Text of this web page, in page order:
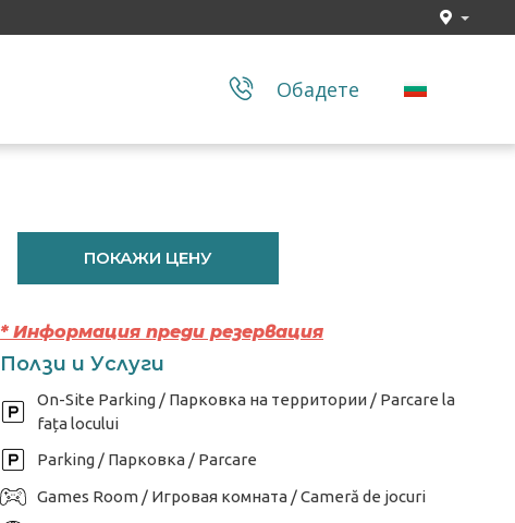
Обадете
ПОКАЖИ ЦЕНУ
* Информация преди резервация
Ползи и Услуги
On-Site Parking / Парковка на территории / Parcare la
fața locului
Parking / Парковка / Parcare
Games Room / Игровая комната / Cameră de jocuri